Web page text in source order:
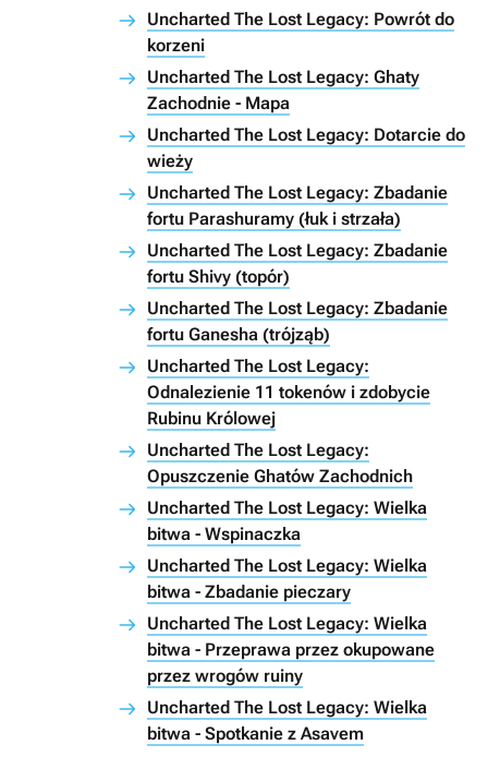
Uncharted The Lost Legacy: Powrót do
korzeni
Uncharted The Lost Legacy: Ghaty
Zachodnie - Mapa
Uncharted The Lost Legacy: Dotarcie do
wieży
Uncharted The Lost Legacy: Zbadanie
fortu Parashuramy (łuk i strzała)
Uncharted The Lost Legacy: Zbadanie
fortu Shivy (topór)
Uncharted The Lost Legacy: Zbadanie
fortu Ganesha (trójząb)
Uncharted The Lost Legacy:
Odnalezienie 11 tokenów i zdobycie
Rubinu Królowej
Uncharted The Lost Legacy:
Opuszczenie Ghatów Zachodnich
Uncharted The Lost Legacy: Wielka
bitwa - Wspinaczka
Uncharted The Lost Legacy: Wielka
bitwa - Zbadanie pieczary
Uncharted The Lost Legacy: Wielka
bitwa - Przeprawa przez okupowane
przez wrogów ruiny
Uncharted The Lost Legacy: Wielka
bitwa - Spotkanie z Asavem